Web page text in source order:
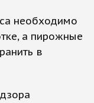
необходимо
а пирожные
в